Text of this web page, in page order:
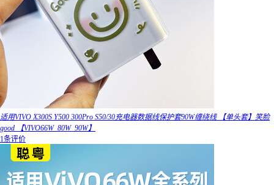
适用VIVO X300S Y500 300Pro S50/30充电器数据线保护套90W缠绕线 【单头套】笑脸
good 【VIVO66W_80W_90W】
1条评价